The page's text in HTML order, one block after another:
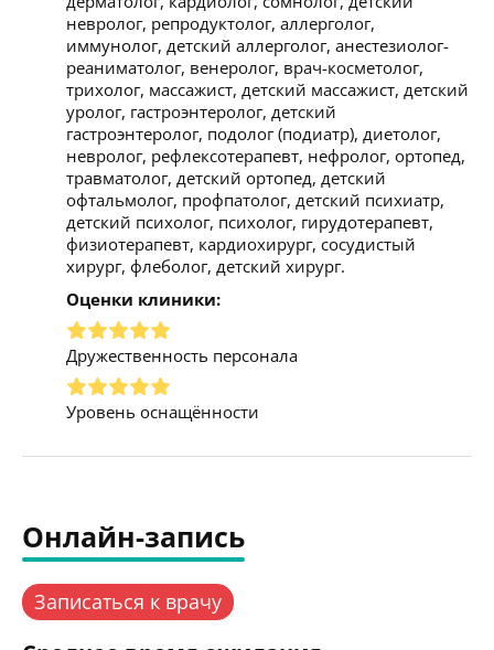
невролог, репродуктолог, аллерголог,
иммунолог, детский аллерголог, анестезиолог-
реаниматолог, венеролог, врач-косметолог,
трихолог, массажист, детский массажист, детский
уролог, гастроэнтеролог, детский
гастроэнтеролог, подолог (подиатр), диетолог,
невролог, рефлексотерапевт, нефролог, ортопед,
травматолог, детский ортопед, детский
офтальмолог, профпатолог, детский психиатр,
детский психолог, психолог, гирудотерапевт,
физиотерапевт, кардиохирург, сосудистый
хирург, флеболог, детский хирург.
Оценки клиники:
Дружественность персонала
Уровень оснащённости
Онлайн-запись
Записаться к врачу